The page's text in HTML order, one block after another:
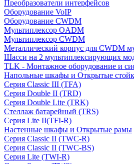
Преобразователи интерфейсов
Оборудование VoIP
Оборудование CWDM
Мультиплекcор OADM
Мультиплексор CWDM
Металлический корпус для CWDM
Шасси на 2 мультиплексирующих
TLK - Монтажное оборудование и
Напольные шкафы и Открытые
Серия Classic III (TFA)
Серия Double II (TRD)
Серия Double Lite (TRK)
Стеллаж батарейный (TRS)
Серия Lite II(TFI-R)
Настенные шкафы и Открытые рамы
Серия Classic II (TWC-R)
Серия Classic II (TWC-BS)
Серия Lite (TWI-R)